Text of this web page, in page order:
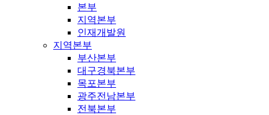
본부
지역본부
인재개발원
지역본부
부산본부
대구경북본부
목포본부
광주전남본부
전북본부